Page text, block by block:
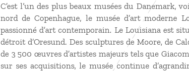
C’est l’un des plus beaux musées du Danemark,
nord de Copenhague, le musée d’art moderne
passionné d’art contemporain. Le Louisiana est
détroit d’Oresund. Des sculptures de Moore, de
de 3 500 œuvres d’artistes majeurs tels que
sur ses acquisitions, le musée continue